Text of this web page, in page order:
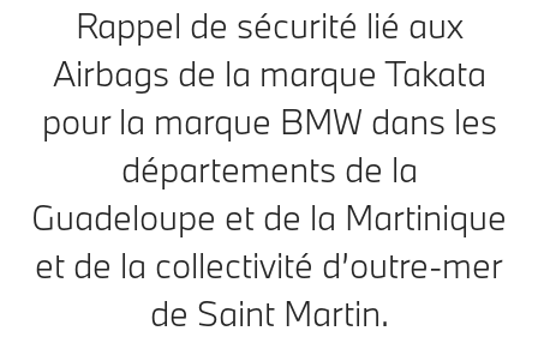
Rappel de sécurité lié aux
Airbags de la marque Takata
pour la marque BMW dans les
départements de la
Guadeloupe et de la Martinique
et de la collectivité d’outre-mer
de Saint Martin.